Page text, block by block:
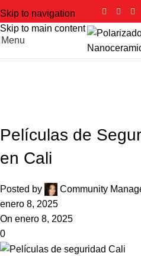
Skip to navigation
Skip to main content
Menu
Películas de
en Cali
Posted by
Community
enero 8, 2025
On enero 8, 2025
0